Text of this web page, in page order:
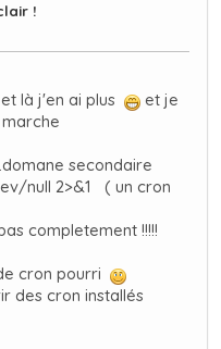
!
là j'en ai plus
et je
secondaire
null 2>&1 ( un cron
completement !!!!!
cron pourri
des cron installés